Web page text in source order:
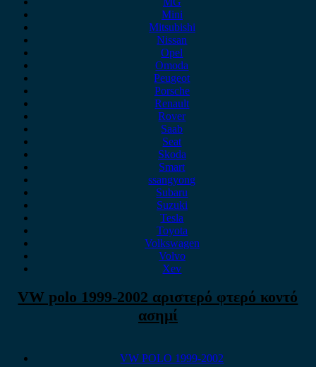
Mini
Mitsubishi
Nissan
Opel
Omoda
Peugeot
Porsche
Renault
Rover
Saab
Seat
Skoda
Smart
ssangyong
Subaru
Suzuki
Tesla
Toyota
Volkswagen
Volvo
Xev
VW polo 1999-2002 αριστερό φτερό κοντό
ασημί
VW POLO 1999-2002